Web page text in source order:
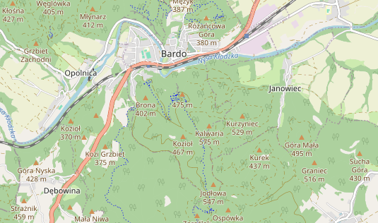
Szukaj